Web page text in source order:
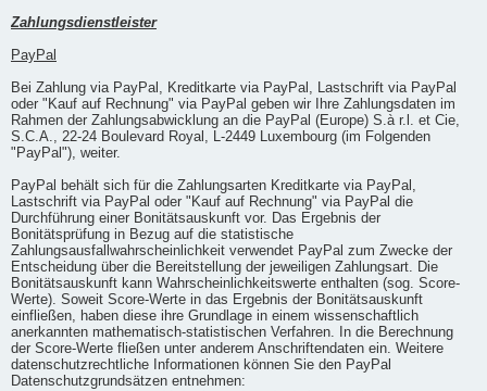
Zahlungsdienstleister
PayPal
Bei Zahlung via PayPal, Kreditkarte via PayPal, Lastschrift via PayPal
oder "Kauf auf Rechnung" via PayPal geben wir Ihre Zahlungsdaten im
Rahmen der Zahlungsabwicklung an die PayPal (Europe) S.à r.l. et Cie,
S.C.A., 22-24 Boulevard Royal, L-2449 Luxembourg (im Folgenden
"PayPal"), weiter.
PayPal behält sich für die Zahlungsarten Kreditkarte via PayPal,
Lastschrift via PayPal oder "Kauf auf Rechnung" via PayPal die
Durchführung einer Bonitätsauskunft vor. Das Ergebnis der
Bonitätsprüfung in Bezug auf die statistische
Zahlungsausfallwahrscheinlichkeit verwendet PayPal zum Zwecke der
Entscheidung über die Bereitstellung der jeweiligen Zahlungsart. Die
Bonitätsauskunft kann Wahrscheinlichkeitswerte enthalten (sog. Score-
Werte). Soweit Score-Werte in das Ergebnis der Bonitätsauskunft
einfließen, haben diese ihre Grundlage in einem wissenschaftlich
anerkannten mathematisch-statistischen Verfahren. In die Berechnung
der Score-Werte fließen unter anderem Anschriftendaten ein. Weitere
datenschutzrechtliche Informationen können Sie den PayPal
Datenschutzgrundsätzen entnehmen: